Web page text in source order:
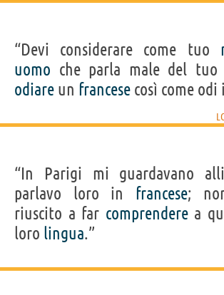
“Devi considerare come tuo
uomo che parla male del tuo
odiare un francese così come odi
“In Parigi mi guardavano
parlavo loro in francese;
riuscito a far comprenderea
loro lingua.”